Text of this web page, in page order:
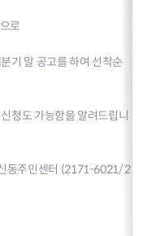
로
기 말 공고를 하여 선착순
청도 가능함을 알려드립니
동주민센터 (2171-6021/ 2